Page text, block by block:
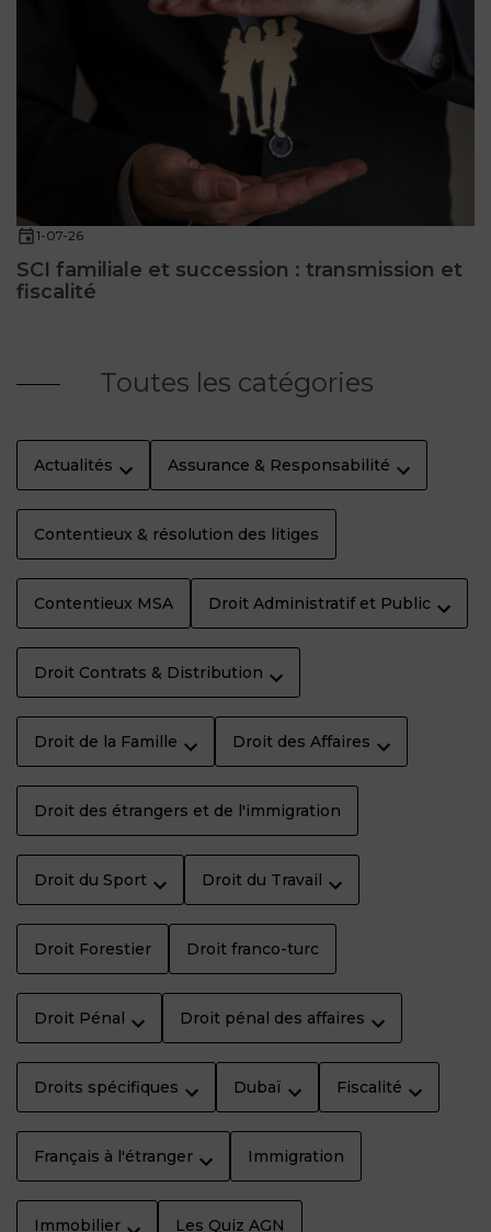
1-07-26
SCI familiale et succession : transmission et
fiscalité
Toutes les catégories
Actualités Assurance & Responsabilité
Contentieux & résolution des litiges
Contentieux MSA Droit Administratif et Public
Droit Contrats & Distribution
Droit de la Famille Droit des Affaires
Droit des étrangers et de l'immigration
Droit du Sport Droit du Travail
Droit Forestier Droit franco-turc
Droit Pénal Droit pénal des affaires
Droits spécifiques Dubaï Fiscalité
Français à l'étranger Immigration
Immobilier Les Quiz AGN